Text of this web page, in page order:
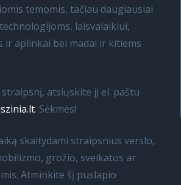
temomis, tačiau daugiausiai
laisvalaikiui,
ir aplinkai bei madai ir kitiems
atsiųskite jį el. paštu
. Sėkmės!
skaitydami straipsnius verslo,
grožio, sveikatos ar
Atminkite šį puslapio